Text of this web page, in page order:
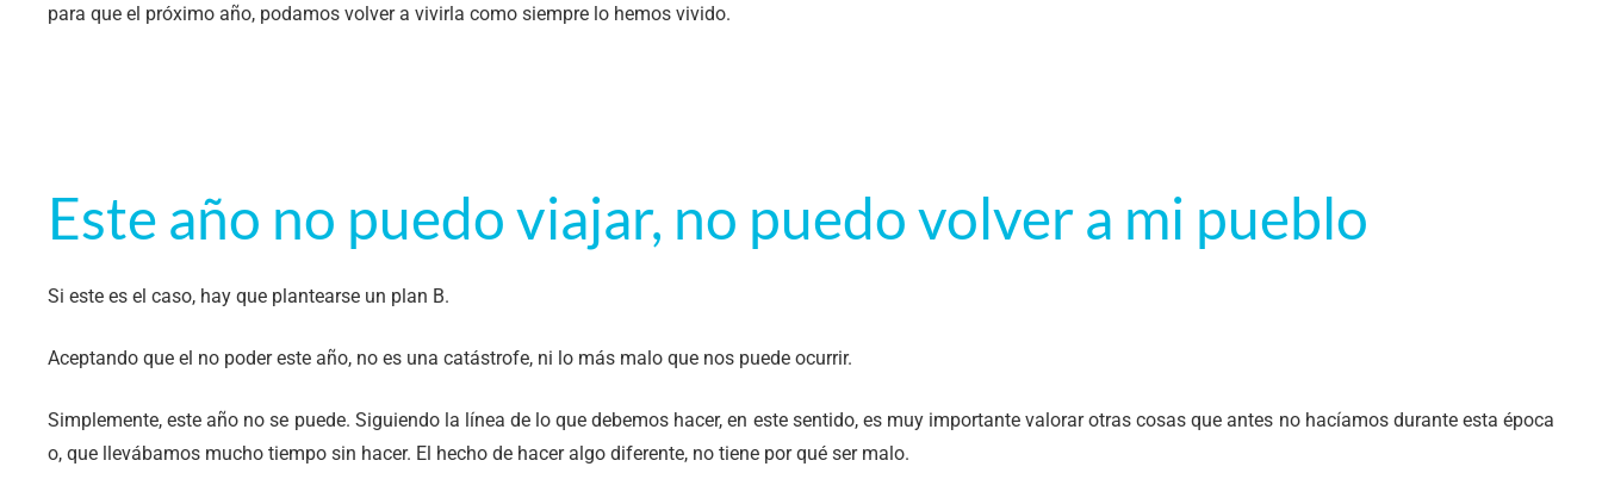
para que el próximo año, podamos volver a vivirla como siempre lo hemos vivido.
Este año no puedo viajar, no puedo volver a mi pueblo
Si este es el caso, hay que plantearse un plan B.
Aceptando que el no poder este año, no es una catástrofe, ni lo más malo que nos puede ocurrir.
Simplemente, este año no se puede. Siguiendo la línea de lo que debemos hacer, en este sentido, es muy importante valorar otras cosas que antes no hacíamos durante esta época
o, que llevábamos mucho tiempo sin hacer. El hecho de hacer algo diferente, no tiene por qué ser malo.